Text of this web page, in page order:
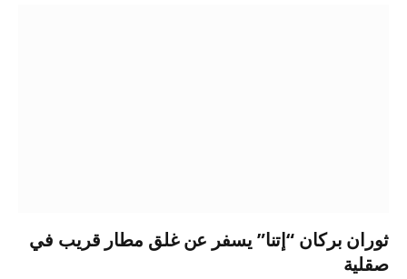
ثوران بركان “إتنا” يسفر عن غلق مطار قريب في
صقلية